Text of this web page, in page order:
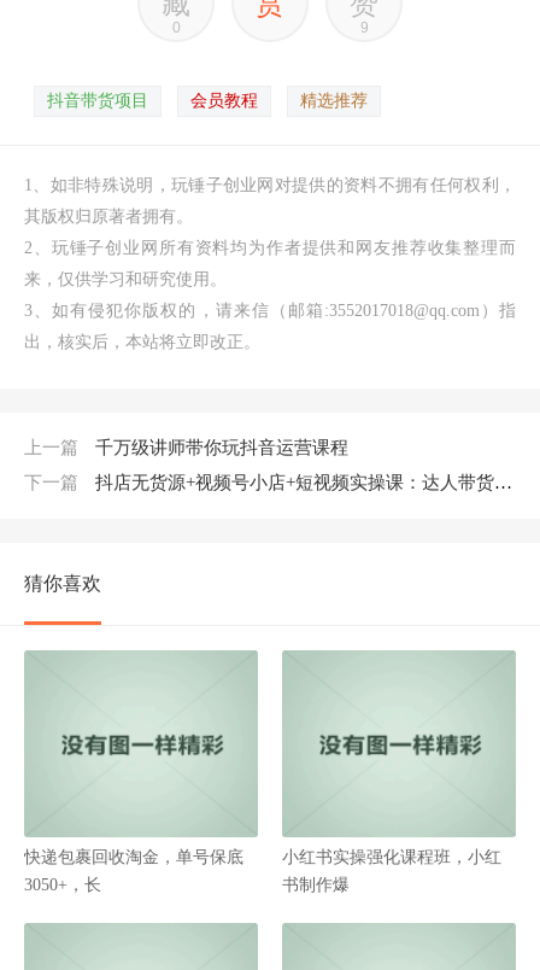
0 9
抖音带货项目 会员教程 精选推荐
1、如非特殊说明，玩锤子创业网对提供的资料不拥有任何权利，
其版权归原著者拥有。
2、玩锤子创业网所有资料均为作者提供和网友推荐收集整理而
来，仅供学习和研究使用。
3、如有侵犯你版权的，请来信（邮箱:3552017018@qq.com）指
出，核实后，本站将立即改正。
上一篇
千万级讲师带你玩抖音运营课程
下一篇
抖店无货源+视频号小店+短视频实操课：达人带货+翘品玩法+爆品分析等
猜你喜欢
快递包裹回收淘金，单号保底
3050+，长
小红书实操强化课程班，小红
书制作爆